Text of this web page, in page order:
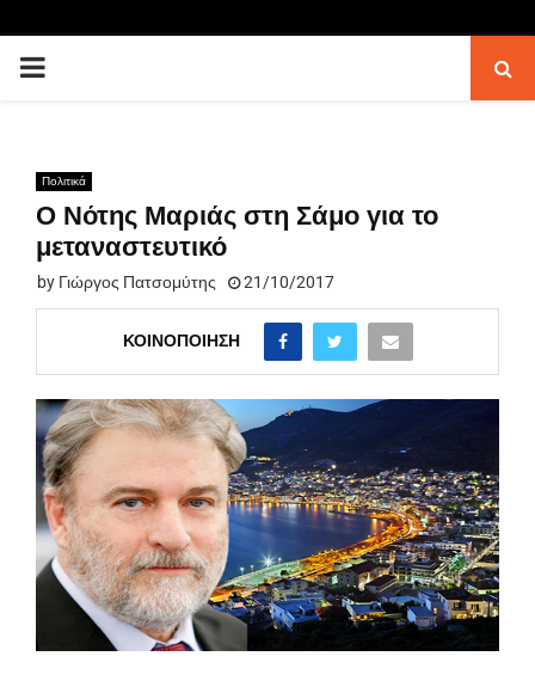
PRIMARY
Πολιτικά
Ο Νότης Μαριάς στη Σάμο για το
μεταναστευτικό
by Γιώργος Πατσομύτης 21/10/2017
ΚΟΙΝΟΠΟΊΗΣΗ